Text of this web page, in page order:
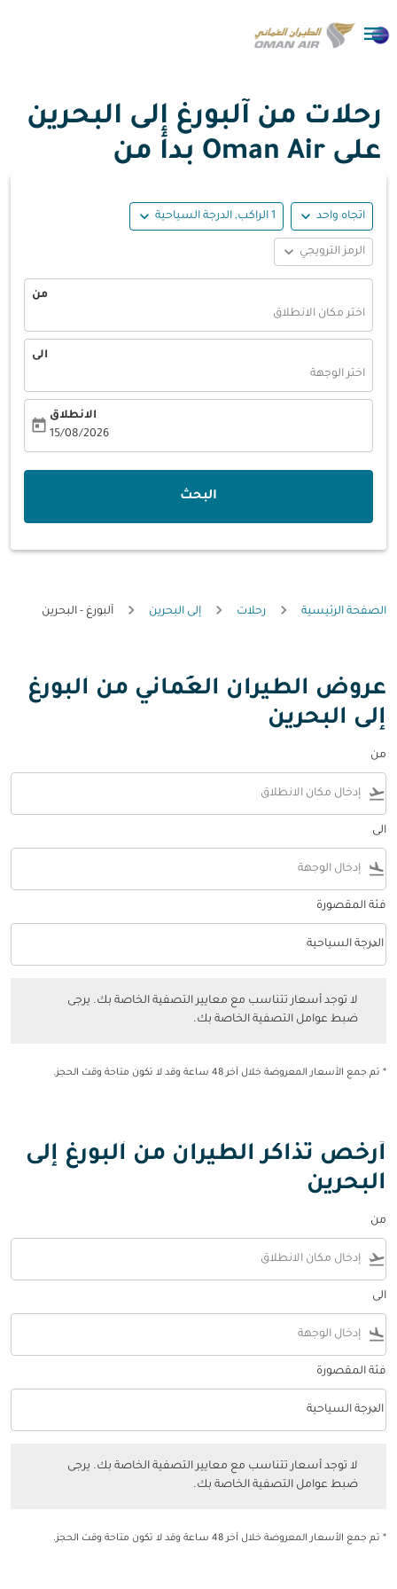

رحلات من آلبورغ إلى البحرين
على Oman Air بدأ من
اتجاه واحد expand_more 1 الراكب, الدرجة السياحية expand_more
الرمز الترويجي expand_more
من
اختر مكان الانطلاق
الى
اختر الوجهة
الانطلاق
15/08/2026
today
البحث
الصفحة الرئيسية رحلات إلى البحرين آلبورغ - البحرين
عروض الطيران العُماني من آلبورغ
إلى البحرين
من
flight_takeoff
الى
flight_land
فئة المقصورة
فئة المقصورة option الدرجة السياحية Selected
الدرجة السياحية
keyboard_arrow_down
لا توجد أسعار تتناسب مع معايير التصفية الخاصة بك. يرجى
ضبط عوامل التصفية الخاصة بك.
* تم جمع الأسعار المعروضة خلال آخر 48 ساعة وقد لا تكون متاحة وقت الحجز.
أرخص تذاكر الطيران من آلبورغ إلى
البحرين
من
flight_takeoff
الى
flight_land
فئة المقصورة
فئة المقصورة option الدرجة السياحية Selected
الدرجة السياحية
keyboard_arrow_down
لا توجد أسعار تتناسب مع معايير التصفية الخاصة بك. يرجى
ضبط عوامل التصفية الخاصة بك.
* تم جمع الأسعار المعروضة خلال آخر 48 ساعة وقد لا تكون متاحة وقت الحجز.